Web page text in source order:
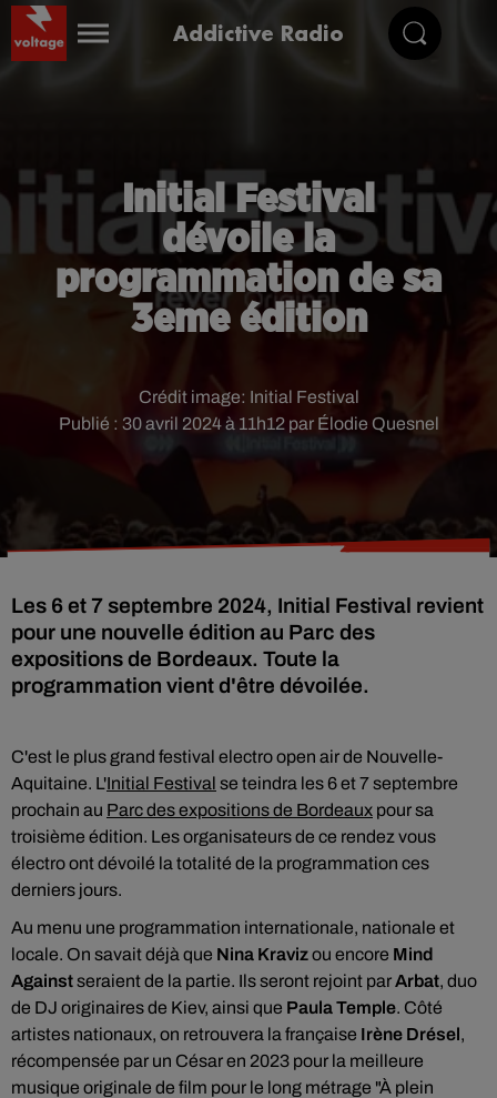
Addictive Radio
Initial Festival
dévoile la
programmation de sa
3eme édition
Publié : 30 avril 2024 à 11h12 par Élodie Quesnel
Crédit image: Initial Festival
Les 6 et 7 septembre 2024, Initial Festival revient
pour une nouvelle édition au Parc des
expositions de Bordeaux. Toute la
programmation vient d'être dévoilée.
C'est le plus grand festival electro open air de Nouvelle-
Aquitaine. L'Initial Festival se teindra les 6 et 7 septembre
prochain au Parc des expositions de Bordeaux pour sa
troisième édition. Les organisateurs de ce rendez vous
électro ont dévoilé la totalité de la programmation ces
derniers jours.
Au menu une programmation internationale, nationale et
locale. On savait déjà que Nina Kravizou encore Mind
Againstseraient de la partie. Ils seront rejoint parArbat, duo
de DJ originaires de Kiev, ainsi que Paula Temple. Côté
artistes nationaux, on retrouvera la française Irène Drésel,
récompensée par un César en 2023 pour la meilleure
musique originale de film pour le long métrage "À plein